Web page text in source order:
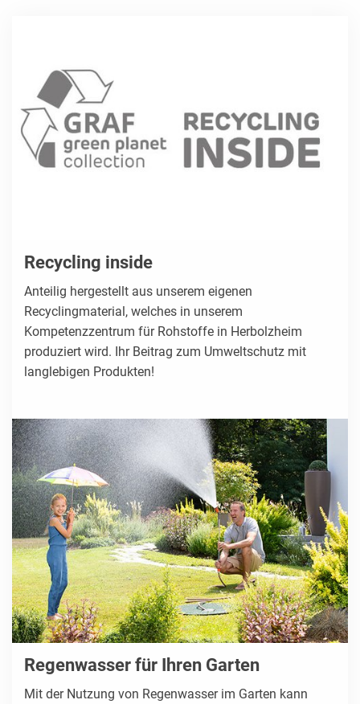
Recycling inside
Anteilig hergestellt aus unserem eigenen
Recyclingmaterial, welches in unserem
Kompetenzzentrum für Rohstoffe in Herbolzheim
produziert wird. Ihr Beitrag zum Umweltschutz mit
langlebigen Produkten!
Regenwasser für Ihren Garten
Mit der Nutzung von Regenwasser im Garten kann